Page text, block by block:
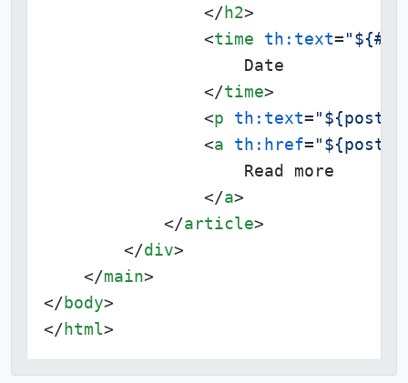
</ h2>
<time th:text=
                    Date
</time>
<p th:text=
<a th:href=
                    Read more
</a>
</article>
</div>
</main>
</ body>
</ html>